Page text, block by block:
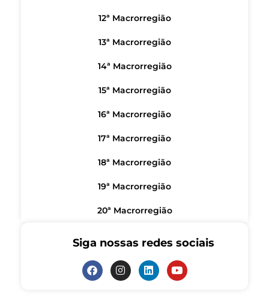
12ª Macrorregião
13ª Macrorregião
14ª Macrorregião
15ª Macrorregião
16ª Macrorregião
17ª Macrorregião
18ª Macrorregião
19ª Macrorregião
20ª Macrorregião
Siga nossas redes sociais